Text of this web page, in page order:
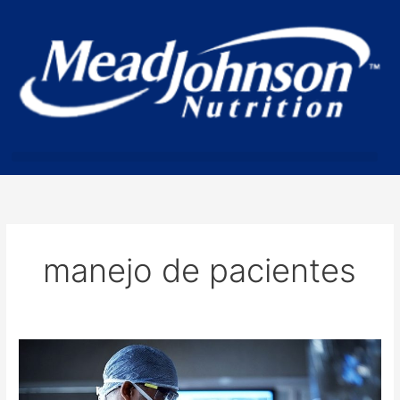
manejo de pacientes
tratamiento: